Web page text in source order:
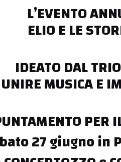
L’EVENTO
ELIO E LE
IDEATO DAL
MUSICA E
PER
27 giugno in